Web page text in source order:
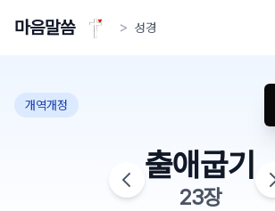
마음말씀 > 성경
개역개정
출애굽기
23장